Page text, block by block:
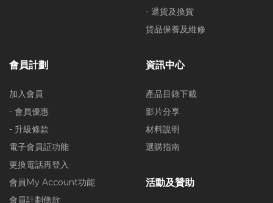
- 退貨及換貨
貨品保養及維修
會員計劃
加入會員
- 會員優惠
- 升級條款
電子會員証功能
更換電話再登入
會員My Account功能
會員計劃條款
資訊中心
產品目錄下載
影片分享
材料說明
選購指南
活動及贊助